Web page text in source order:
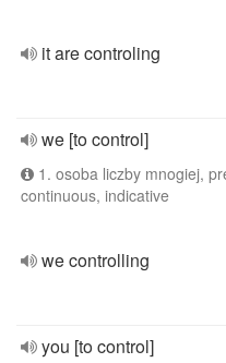
it are controling
we [to control]
1. osoba liczby mnogiej,
continuous, indicative
we controlling
you [to control]